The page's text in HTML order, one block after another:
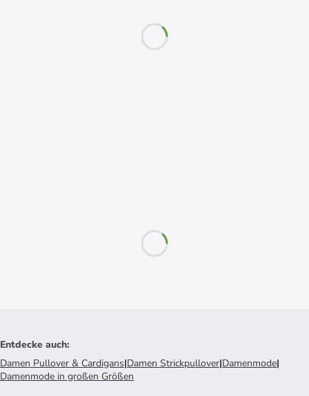
Entdecke auch:
Damen Pullover & Cardigans|Damen Strickpullover|Damenmode|
Damenmode in großen Größen